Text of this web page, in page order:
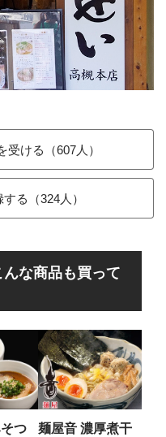
受ける（607人）
る（324人）
な商品も買って
つ
麺屋音 濃厚煮干